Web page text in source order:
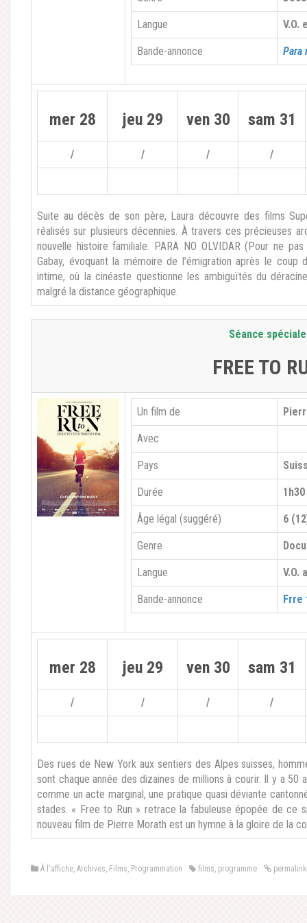
Langue V.O.
Bande-annonce Para
mer 28 jeu 29 ven 30 sam 31
/ / / /
Suite au décès de son père, Laura découvre des films
réalisés sur plusieurs décennies. À travers ces précieuses
nouvelle histoire familiale. PARA NO OLVIDAR (Pour ne
Gabay, évoquant la mémoire de l’émigration après le coup
intime, où la cinéaste questionne les ambiguïtés du
malgré la distance géographique.
Séance spéciale
FREE TO
Un film de
Avec
Pays
Durée 1h30
Âge légal (suggéré) 6
Genre
Langue V.O.
Bande-annonce Frre
mer 28 jeu 29 ven 30 sam 31
/ / / /
Des rues de New York aux sentiers des Alpes suisses,
sont chaque année des dizaines de millions à courir. Il y a
comme un acte marginal, une pratique quasi déviante
stades. « Free to Run » retrace la fabuleuse épopée de ce
nouveau film de Pierre Morath est un hymne à la gloire de la
À l'affiche, Archives, Films, Programmation films, programme permalink